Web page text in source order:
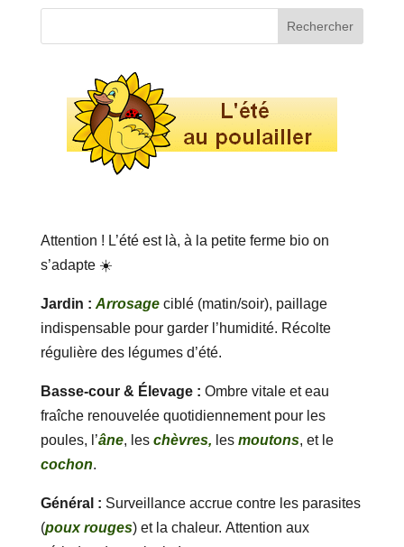
Attention ! L’été est là, à la petite ferme bio on
s’adapte ☀️
Jardin : Arrosageciblé (matin/soir), paillage
indispensable pour garder l’humidité. Récolte
régulière des légumes d’été.
Basse-cour & Élevage : Ombre vitale et eau
fraîche renouvelée quotidiennement pour les
poules, l’âne, les chèvres, les moutons, et le
cochon.
Général : Surveillance accrue contre les parasites
(poux rouges) et la chaleur. Attention aux